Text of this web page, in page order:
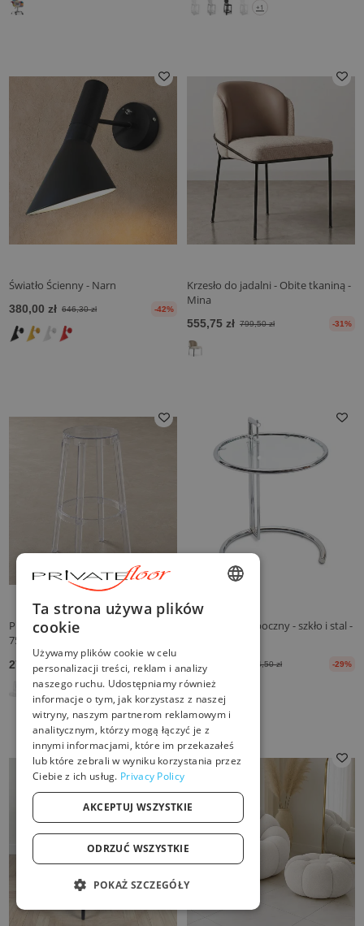
+1
Światło Ścienny - Narn
380,00 zł 646,30 zł -42%
Krzesło do jadalni - Obite tkaniną -
Mina
555,75 zł 799,50 zł -31%
Przezroczysty Design Taboret -
75cm - Arthur
274,50 zł 434,50 zł -37%
Okrągły stolik boczny - szkło i stal -
721,50 zł 1.004,50 zł -29%
ENGLISH
GERMAN
ITALIAN
PORTUGUESE
SPANISH
Ta strona używa plików
cookie
Używamy plików cookie w celu
personalizacji treści, reklam i analizy
naszego ruchu. Udostępniamy również
informacje o tym, jak korzystasz z naszej
witryny, naszym partnerom reklamowym i
analitycznym, którzy mogą łączyć je z
innymi informacjami, które im przekazałeś
lub które zebrali w wyniku korzystania przez
Ciebie z ich usług. Privacy Policy
AKCEPTUJ WSZYSTKIE
ODRZUĆ WSZYSTKIE
POKAŻ SZCZEGÓŁY
NIEZBĘDNE